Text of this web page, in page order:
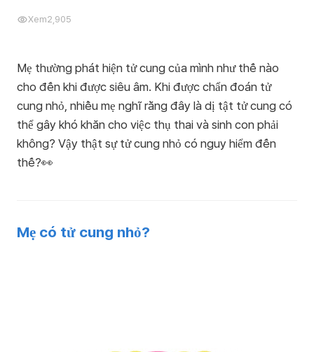
Xem2,905
Mẹ thường phát hiện tử cung của mình như thế nào
cho đến khi được siêu âm. Khi được chẩn đoán tử
cung nhỏ, nhiều mẹ nghĩ rằng đây là dị tật tử cung có
thể gây khó khăn cho việc thụ thai và sinh con phải
không? Vậy thật sự tử cung nhỏ có nguy hiểm đến
thế?👀
Mẹ có tử cung nhỏ?